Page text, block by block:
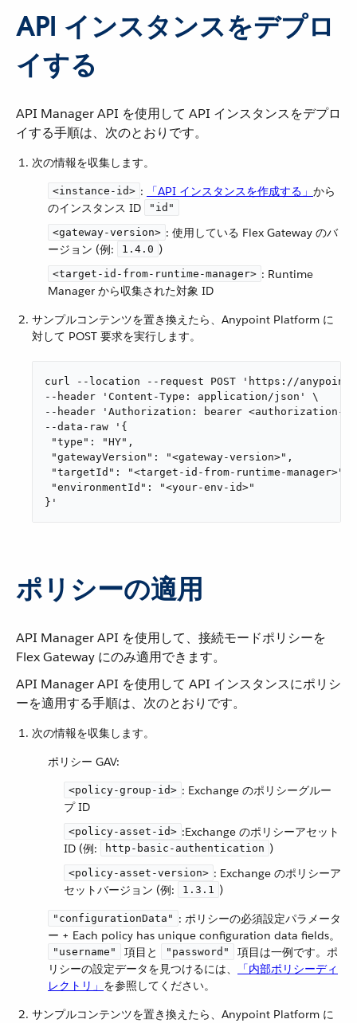
API インスタンスをデプロ
イする
API Manager API を使用して API インスタンスをデプロ
イする手順は、次のとおりです。
次の情報を収集します。
<instance-id> ​: 「API インスタンスを作成する」 ​から
のインスタンス ID ​
"id"
<gateway-version> ​: 使用している Flex Gateway のバ
ージョン (例:
1.4.0 ​)
<target-id-from-runtime-manager> ​: Runtime
Manager から収集された対象 ID
サンプルコンテンツを置き換えたら、Anypoint Platform に
対して POST 要求を実行します。
curl --location --request POST 'https://
--header 'Content-Type: application/json' \
--header 'Authorization: bearer <authorization-
--data-raw '{
"type": "HY",
"gatewayVersion": "<gateway-version>",
"targetId": "<target-id-from-runtime-manager>",
"environmentId": "<your-env-id>"
}'
ポリシーの適用
API Manager API を使用して、接続モードポリシーを
Flex Gateway にのみ適用できます。
API Manager API を使用して API インスタンスにポリシ
ーを適用する手順は、次のとおりです。
次の情報を収集します。
ポリシー GAV:
<policy-group-id> ​: Exchange のポリシーグルー
プ ID
<policy-asset-id> ​:Exchange のポリシーアセット
ID (例:
http-basic-authentication ​)
<policy-asset-version> ​: Exchange のポリシーア
セットバージョン (例:
1.3.1 ​)
"configurationData" ​: ポリシーの必須設定パラメータ
ー + Each policy has unique configuration data fields。​
"username" ​ 項目と ​ "password"
​ 項目は一例です。ポ
リシーの設定データを見つけるには、​
「内部ポリシーディ
レクトリ」 ​を参照してください。
サンプルコンテンツを置き換えたら、Anypoint Platform に